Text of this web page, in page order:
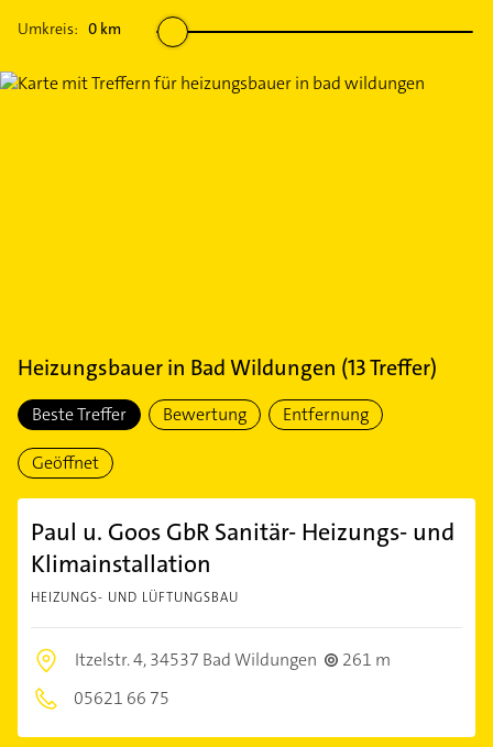
Umkreis: 0 km
Heizungsbauerin Bad Wildungen (13Treffer)
Beste Treffer Bewertung Entfernung
Geöffnet
Paul u. Goos GbR Sanitär- Heizungs- und
Klimainstallation
HEIZUNGS- UND LÜFTUNGSBAU
Itzelstr. 4,34537 Bad Wildungen
261 m
05621 66 75